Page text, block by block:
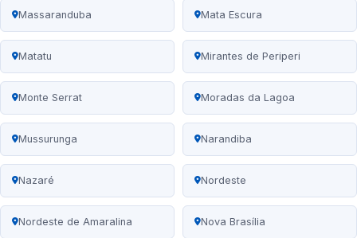
Massaranduba Mata Escura
Matatu Mirantes de Periperi
Monte Serrat Moradas da Lagoa
Mussurunga Narandiba
Nazaré Nordeste
Nordeste de Amaralina Nova Brasília